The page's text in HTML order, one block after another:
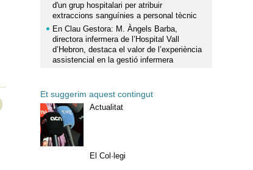
d'un grup hospitalari per atribuir
extraccions sanguínies a personal tècnic
En Clau Gestora: M. Àngels Barba,
directora infermera de l’Hospital Vall
d’Hebron, destaca el valor de l’experiència
assistencial en la gestió infermera
Et suggerim aquest contingut
Actualitat
El Col·legi